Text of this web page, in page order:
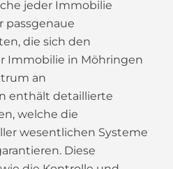
jeder Immobilie
passgenaue
die sich den
Immobilie in Möhringen
an
enthält detaillierte
welche die
wesentlichen Systeme
Diese